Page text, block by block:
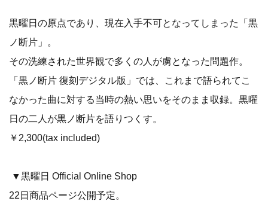
黒曜日の原点であり、現在入手不可となってしまった「黒
ノ断片」。
その洗練された世界観で多くの人が虜となった問題作。
「黒ノ断片 復刻デジタル版」では、これまで語られてこ
なかった曲に対する当時の熱い思いをそのまま収録。黒曜
日の二人が黒ノ断片を語りつくす。
￥2,300(tax included)
▼黒曜日 Official Online Shop
22日商品ページ公開予定。